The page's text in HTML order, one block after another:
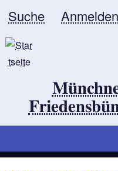
zum
Inhalt
Benutzermenü
Suche Anmelden
Hauptlinks